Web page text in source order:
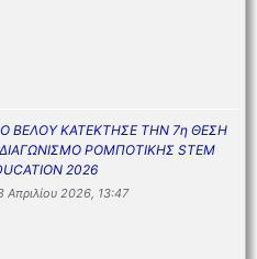
ΒΕΛΟΥ ΚΑΤΕΚΤΗΣΕ ΤΗΝ 7η ΘΕΣΗ
ΡΟΜΠΟΤΙΚΗΣ STEM
2026
Απριλίου 2026, 13:47